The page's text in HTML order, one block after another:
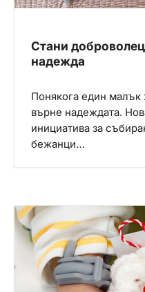
Стани
надежда
Понякога един малък
върне надеждата.
инициатива за
бежанци…